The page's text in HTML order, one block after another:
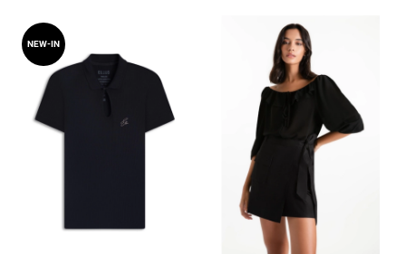
NEW-IN